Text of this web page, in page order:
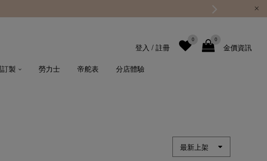
金價資訊
0
0
登入 / 註冊
製 勞力士 帝舵表 分店體驗